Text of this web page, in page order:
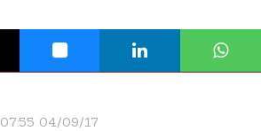
07:55 04/09/17